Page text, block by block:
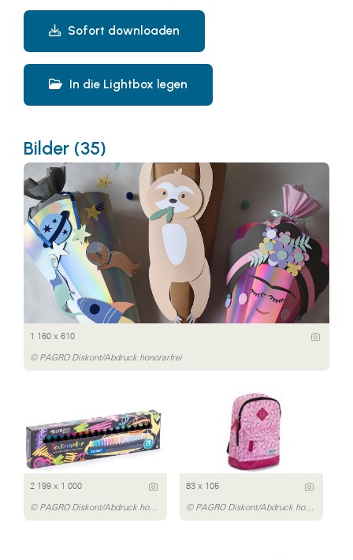
Sofort downloaden
In die Lightbox legen
Bilder (35)
1 160 x 610
© PAGRO Diskont/Abdruck honorarfrei
2 199 x 1 000
© PAGRO Diskont/Abdruck honorarfrei
83 x 105
© PAGRO Diskont/Abdruck honorarfrei